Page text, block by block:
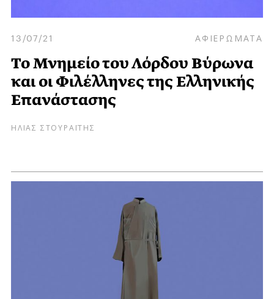
13/07/21 ΑΦΙΕΡΩΜΑΤΑ
Το Μνημείο του Λόρδου Βύρωνα
και οι Φιλέλληνες της Ελληνικής
Επανάστασης
ΗΛΙΑΣ ΣΤΟΥΡΑΪΤΗΣ